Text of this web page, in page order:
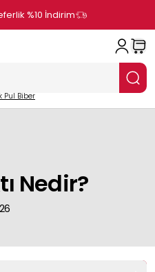
%10 İndirim
Pul Biber
Nedir?